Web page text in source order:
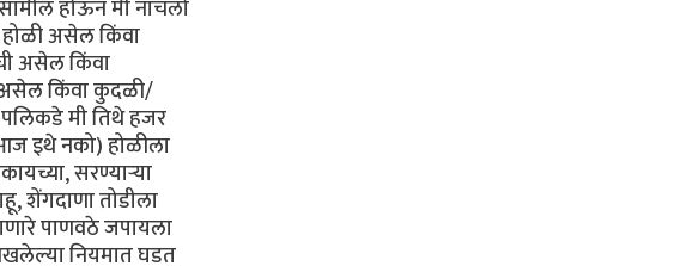
होऊन मी नाचलो
असेल किंवा
असेल किंवा
असेल किंवा कुदळी/
मी तिथे हजर
इथे नको) होळीला
सरण्यार्‍या
शेंगदाणा तोडीला
पाणवठे जपायला
नियमात घडत